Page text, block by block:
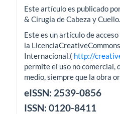
Este artículo es publicado
& Cirugía de Cabeza y Cuello.
Este es un artículo de
la
Internacional.( http://
permite el uso no
medio, siempre que la obra
eISSN: 2539-0856
ISSN: 0120-8411